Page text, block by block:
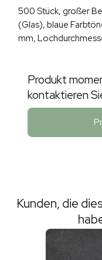
500 Stück, großer
(Glas), blaue
mm,
Produkt
kontaktieren
Kunden, die